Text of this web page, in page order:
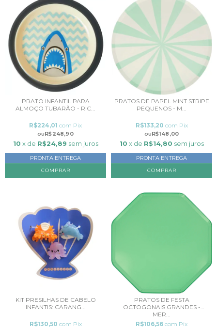
PRATO INFANTIL PARA
ALMOÇO TUBARÃO - RIC...
R$248,90
R$224,01 com Pix
10 x de R$24,89 sem juros
PRONTA ENTREGA
PRATOS DE PAPEL MINT STRIPE
PEQUENOS - M...
R$148,00
R$133,20 com Pix
10 x de R$14,80 sem juros
PRONTA ENTREGA
KIT PRESILHAS DE CABELO
INFANTIS: CARANG...
R$130,50 com Pix
PRATOS DE FESTA
OCTOGONAIS GRANDES -
MER...
R$106,56 com Pix